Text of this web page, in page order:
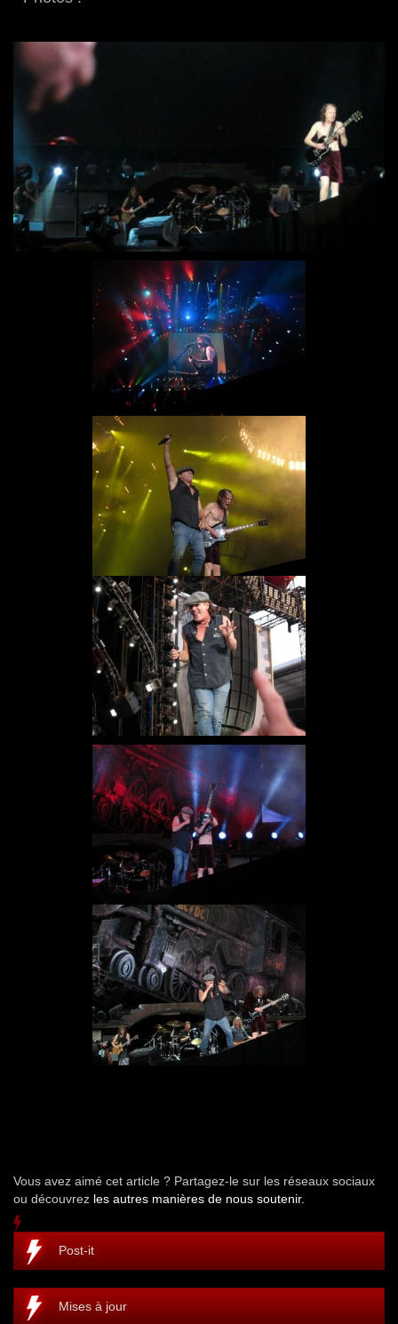
Vous avez aimé cet article ? Partagez-le sur les réseaux sociaux
ou découvrez les autres manières de nous soutenir.
Post-it
Mises à jour